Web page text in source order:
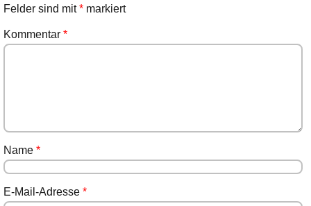
Felder sind mit*markiert
Kommentar *
Name *
E-Mail-Adresse *